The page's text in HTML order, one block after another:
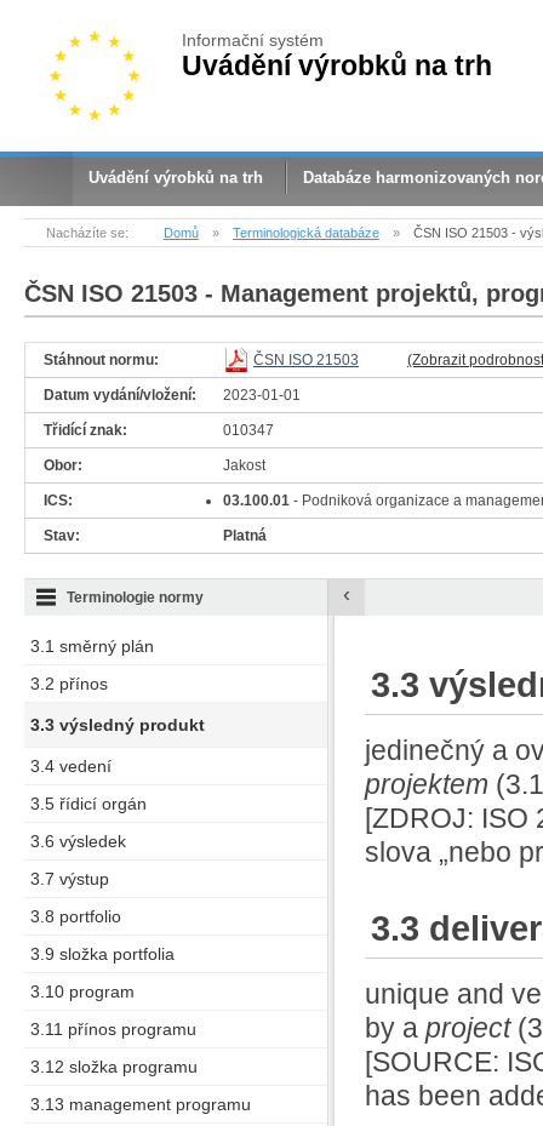
Informační systém
Uvádění výrobků na trh
Uvádění výrobků na trh Databáze harmonizovaných
Nacházíte se: Domů » Terminologická databáze » ČSN ISO 21503 -
ČSN ISO 21503 - Management projektů,
Stáhnout normu: ČSN ISO 21503 (Zobrazit
Datum vydání/vložení: 2023-01-01
Třidící znak: 010347
Obor: Jakost
ICS: 03.100.01 - Podniková organizace a
Stav: Platná
3.1 směrný plán
3.2 přínos
3.3 výsledný produkt
3.4 vedení
3.5 řídicí orgán
3.6 výsledek
3.7 výstup
3.8 portfolio
3.9 složka portfolia
3.10 program
3.11 přínos programu
3.12 složka programu
3.13 management programu
Terminologie normy ‹
3.3
jedinečný a
projektem
[ZDROJ: ISO
slova „nebo
3.3
unique and
by a project
[SOURCE:
has been